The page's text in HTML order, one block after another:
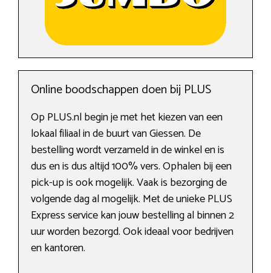
Online boodschappen doen bij PLUS
Op PLUS.nl begin je met het kiezen van een
lokaal filiaal in de buurt van Giessen. De
bestelling wordt verzameld in de winkel en is
dus en is dus altijd 100% vers. Ophalen bij een
pick-up is ook mogelijk. Vaak is bezorging de
volgende dag al mogelijk. Met de unieke PLUS
Express service kan jouw bestelling al binnen 2
uur worden bezorgd. Ook ideaal voor bedrijven
en kantoren.